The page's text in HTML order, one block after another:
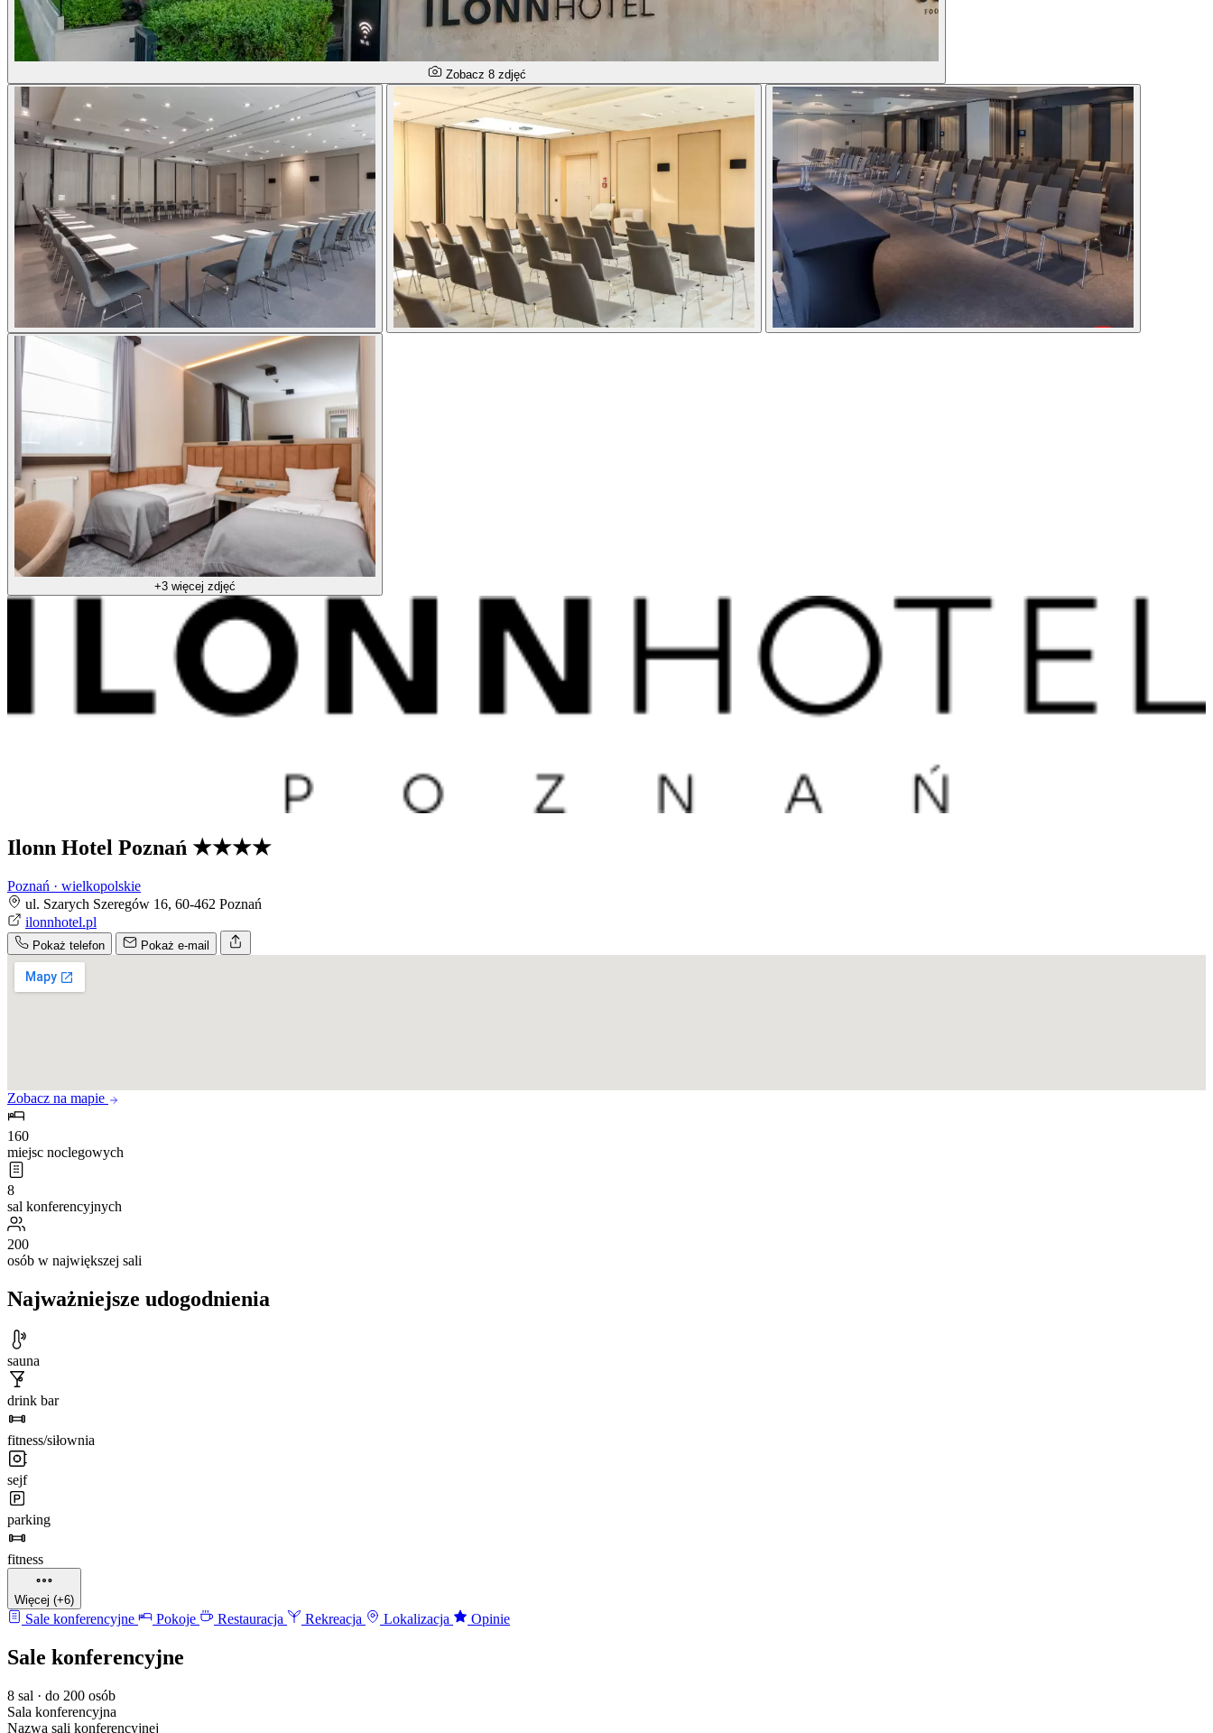
Zobacz 8 zdjęć
+3 więcej zdjęć
Ilonn Hotel Poznań ★★★★
Poznań · wielkopolskie
ul. Szarych Szeregów 16, 60-462 Poznań
ilonnhotel.pl
Pokaż telefon Pokaż e-mail
Zobacz na mapie
160
miejsc noclegowych
8
sal konferencyjnych
200
osób w największej sali
Najważniejsze udogodnienia
sauna
drink bar
fitness/siłownia
sejf
parking
fitness
Więcej (+6)
Sale konferencyjne Pokoje Restauracja Rekreacja Lokalizacja Opinie
Sale konferencyjne
8 sal · do 200 osób
Sala konferencyjna
Nazwa sali konferencyjnej